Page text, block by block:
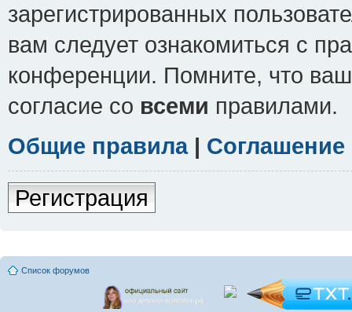
зарегистрированных
вам следует ознакомиться с
конференции. Помните, что
согласие со всеми правилами.
Общие правила|
Регистрация
Список форумов